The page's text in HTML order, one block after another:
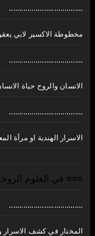
....................................
مخطوطة الاكسير لابي
....................................
الانسان والروح حياة
....................................
الاسرار الهندية او مرآة
¤¤¤ في العلوم
....................................
المختار في كشف الاسرار